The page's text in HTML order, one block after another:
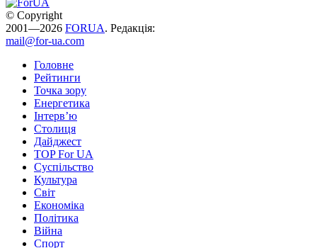
© Copyright
2001—2026 FORUA. Редакція:
mail@for-ua.com
Головне
Рейтинги
Точка зору
Енергетика
Інтерв’ю
Столиця
Дайджест
TOP For UA
Суспiльство
Культура
Світ
Економіка
Політика
Війна
Спорт